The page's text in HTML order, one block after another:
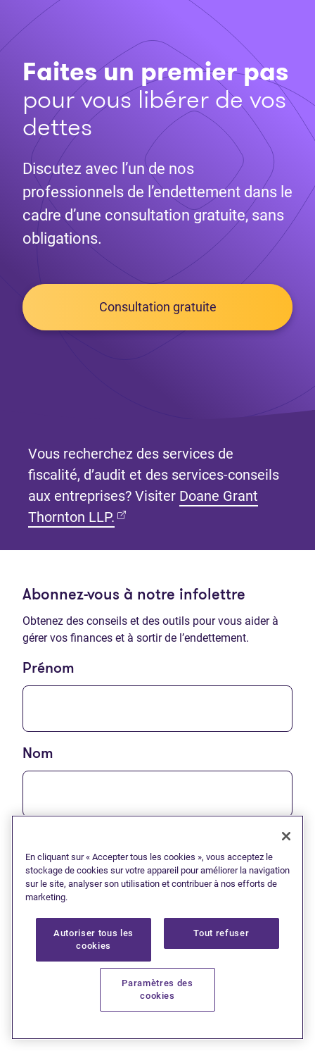
Faites un premier pas
pour vous libérer de vos
dettes
Discutez avec l’un de nos
professionnels de l’endettement dans le
cadre d’une consultation gratuite, sans
obligations.
Consultation gratuite
Vous recherchez des services de
fiscalité, d’audit et des services-conseils
aux entreprises? Visiter Doane Grant
Thornton LLP. (Ouvre dans un nouvel onglet)
Abonnez-vous à notre infolettre
Obtenez des conseils et des outils pour vous aider à
gérer vos finances et à sortir de l’endettement.
Prénom
Nom
* J’accepte de recevoir des communications de Grant Thornton
En cliquant sur « Accepter tous les cookies », vous acceptez le
stockage de cookies sur votre appareil pour améliorer la navigation
sur le site, analyser son utilisation et contribuer à nos efforts de
marketing.
Autoriser tous les
cookies
Tout refuser
Paramètres des
cookies